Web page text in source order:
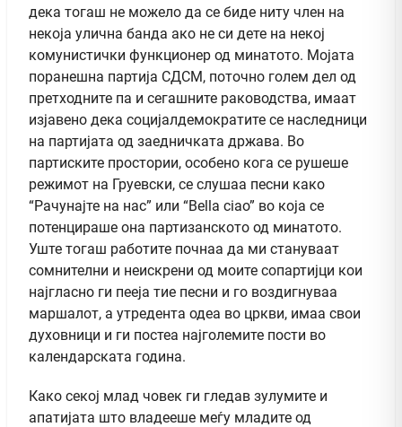
дека тогаш не можело да се биде ниту член на
некоја улична банда ако не си дете на некој
комунистички функционер од минатото. Мојата
поранешна партија СДСМ, поточно голем дел од
претходните па и сегашните раководства, имаат
изјавено дека социјалдемократите се наследници
на партијата од заедничката држава. Во
партиските простории, особено кога се рушеше
режимот на Груевски, се слушаа песни како
“Рачунајте на нас” или “Bella ciao” во која се
потенцираше она партизанското од минатото.
Уште тогаш работите почнаа да ми стануваат
сомнителни и неискрени од моите сопартијци кои
најгласно ги пееја тие песни и го воздигнуваа
маршалот, а утредента одеа во цркви, имаа свои
духовници и ги постеа најголемите пости во
календарската година.
Како секој млад човек ги гледав зулумите и
апатијата што владееше меѓу младите од